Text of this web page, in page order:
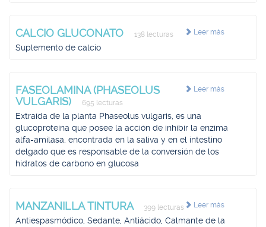
Leer más
CALCIO GLUCONATO 138 lecturas
Suplemento de calcio
Leer más
FASEOLAMINA (PHASEOLUS
VULGARIS)
695 lecturas
Extraída de la planta Phaseolus vulgaris, es una
glucoproteína que posee la acción de inhibir la enzima
alfa-amilasa, encontrada en la saliva y en el intestino
delgado que es responsable de la conversión de los
hidratos de carbono en glucosa
Leer más
MANZANILLA TINTURA 399 lecturas
Antiespasmódico, Sedante, Antiácido, Calmante de la